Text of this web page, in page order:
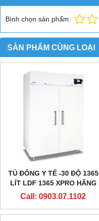
Bình chọn sản phẩm:
SẢN PHẨM CÙNG LOẠI
TỦ ĐÔNG Y TẾ -30 ĐỘ 1365
LÍT LDF 1365 XPRO HÃNG
EVERMED - Ý
Call: 0903.07.1102